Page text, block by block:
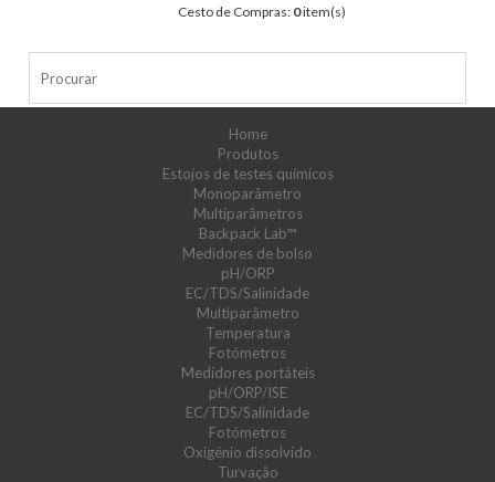
Cesto de Compras: 0item(s)
Home
Produtos
Estojos de testes químicos
Monoparâmetro
Multiparâmetros
Backpack Lab™
Medidores de bolso
pH/ORP
EC/TDS/Salinidade
Multiparâmetro
Temperatura
Fotómetros
Medidores portáteis
pH/ORP/ISE
EC/TDS/Salinidade
Fotómetros
Oxigénio dissolvido
Turvação